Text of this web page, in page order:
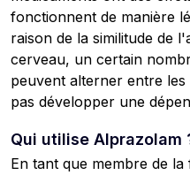
fonctionnent de manière
raison de la similitude de
cerveau, un certain
peuvent alterner entre
pas développer une
Qui utilise Alprazolam
En tant que membre de